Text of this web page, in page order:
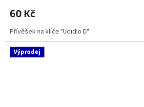
60 Kč
Přívěšek na klíče "Udidlo D"
Výprodej